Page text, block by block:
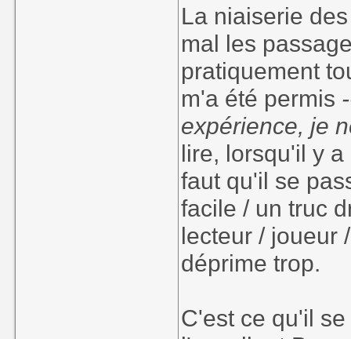
La niaiserie
mal les
pratiquement
m'a été permis
expérience, je
lire, lorsqu'il y
faut qu'il se
facile / un truc
lecteur / joueur
déprime trop.
C'est ce qu'il